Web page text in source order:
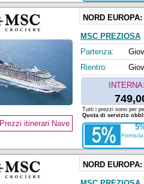
NORD EUROPA:
MSC PREZIOSA
Partenza:
Rientro:
INTERNA:
Prezzi itinerari Nave
Tutti i prezzi sono per
Quota di servizio
NORD EUROPA: